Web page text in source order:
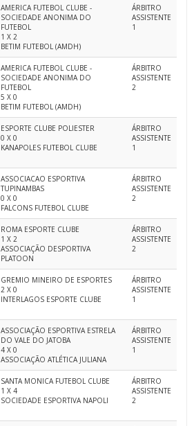
AMERICA FUTEBOL CLUBE -
SOCIEDADE ANONIMA DO
FUTEBOL
1 X 2
BETIM FUTEBOL (AMDH)
ÁRBITRO
ASSISTENTE
1
AMERICA FUTEBOL CLUBE -
SOCIEDADE ANONIMA DO
FUTEBOL
5 X 0
BETIM FUTEBOL (AMDH)
ÁRBITRO
ASSISTENTE
2
ESPORTE CLUBE POLIESTER
0 X 0
KANAPOLES FUTEBOL CLUBE
ÁRBITRO
ASSISTENTE
1
ASSOCIACAO ESPORTIVA
TUPINAMBAS
0 X 0
FALCONS FUTEBOL CLUBE
ÁRBITRO
ASSISTENTE
2
ROMA ESPORTE CLUBE
1 X 2
ASSOCIAÇÃO DESPORTIVA
PLATOON
ÁRBITRO
ASSISTENTE
2
GREMIO MINEIRO DE ESPORTES
2 X 0
INTERLAGOS ESPORTE CLUBE
ÁRBITRO
ASSISTENTE
1
ASSOCIAÇÃO ESPORTIVA ESTRELA
DO VALE DO JATOBA
4 X 0
ASSOCIAÇÃO ATLÉTICA JULIANA
ÁRBITRO
ASSISTENTE
1
SANTA MONICA FUTEBOL CLUBE
1 X 4
SOCIEDADE ESPORTIVA NAPOLI
ÁRBITRO
ASSISTENTE
2